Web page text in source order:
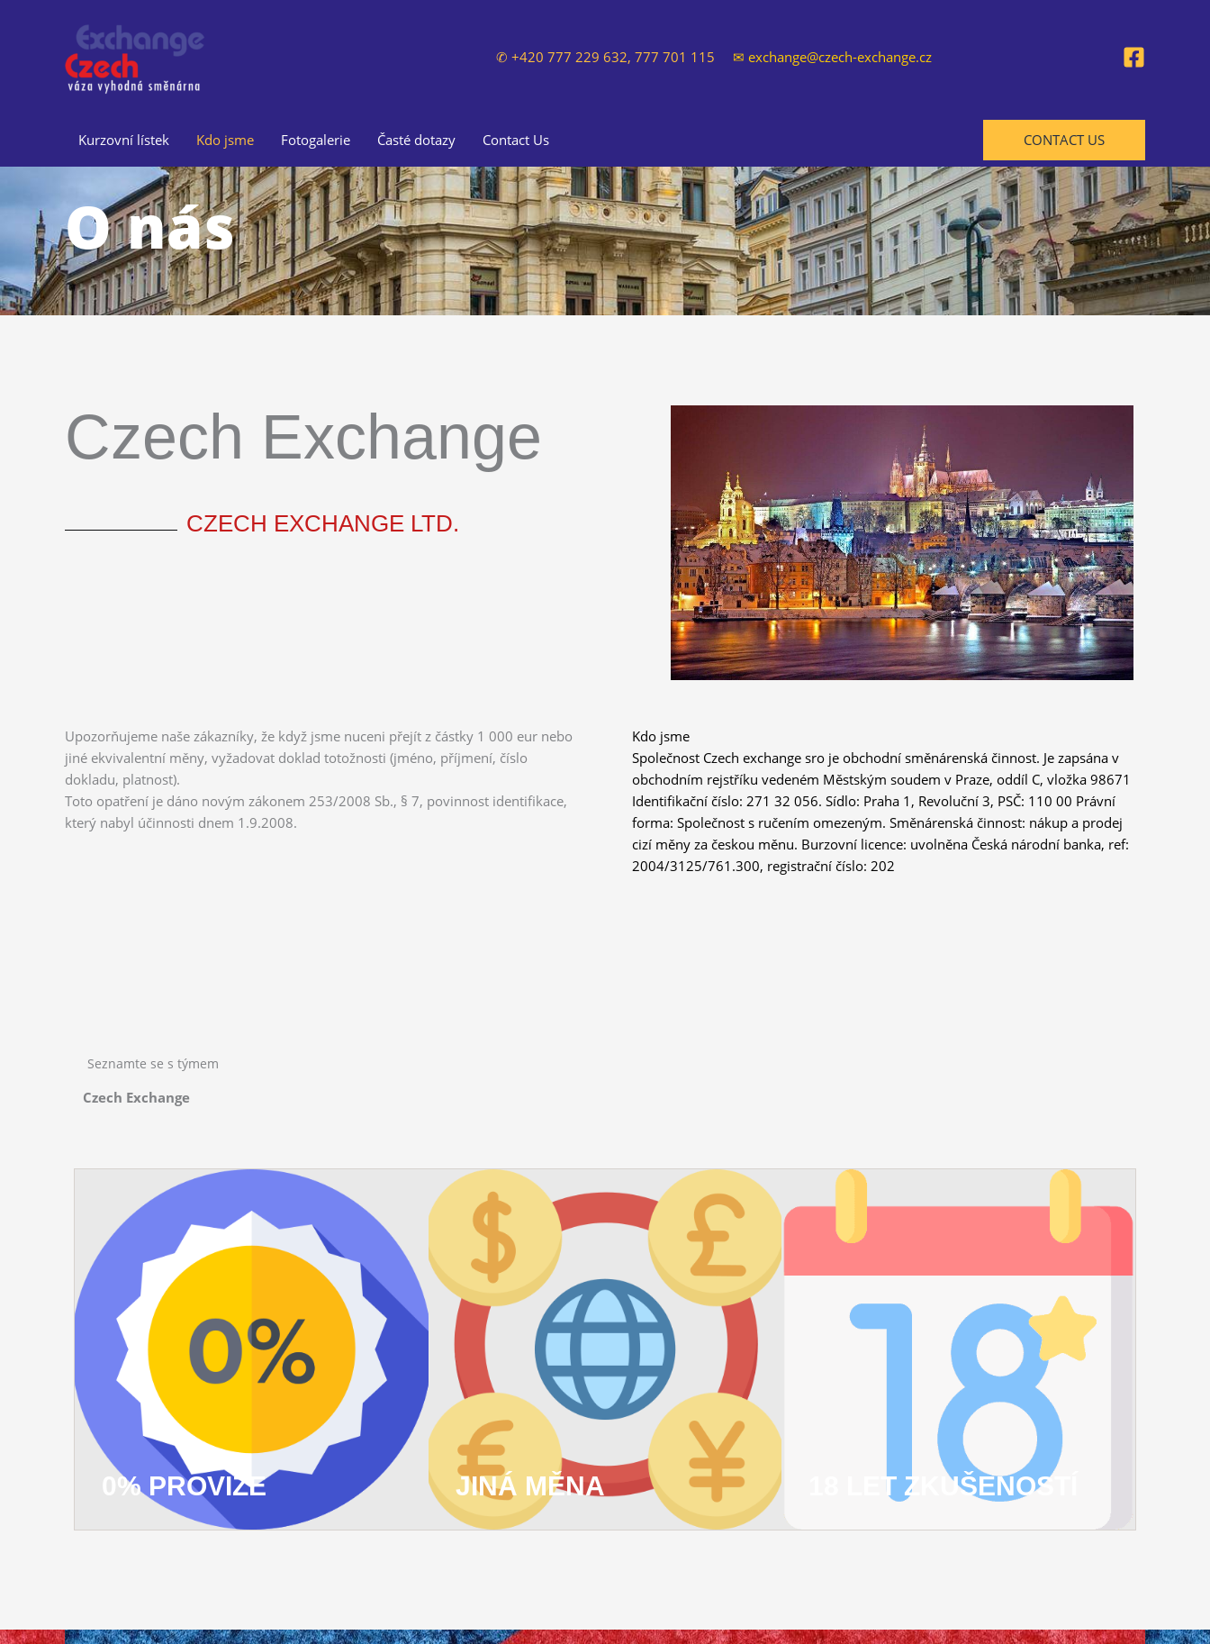
✆ +420 777 229 632, 777 701 115 ✉ exchange@czech-exchange.cz
Kurzovní lístek Kdo jsme Fotogalerie Časté dotazy Contact Us CONTACT US
O nás
Czech Exchange
CZECH EXCHANGE LTD.
Upozorňujeme naše zákazníky, že když jsme nuceni přejít z částky 1 000 eur nebo
jiné ekvivalentní měny, vyžadovat doklad totožnosti (jméno, příjmení, číslo
dokladu, platnost).
Toto opatření je dáno novým zákonem 253/2008 Sb., § 7, povinnost identifikace,
který nabyl účinnosti dnem 1.9.2008.
Kdo jsme
Společnost Czech exchange sro je obchodní směnárenská činnost. Je zapsána v
obchodním rejstříku vedeném Městským soudem v Praze, oddíl C, vložka 98671
Identifikační číslo: 271 32 056. Sídlo: Praha 1, Revoluční 3, PSČ: 110 00 Právní
forma: Společnost s ručením omezeným. Směnárenská činnost: nákup a prodej
cizí měny za českou měnu. Burzovní licence: uvolněna Česká národní banka, ref:
2004/3125/761.300, registrační číslo: 202
Seznamte se s týmem
Czech Exchange
0% PROVIZE JINÁ MĚNA 18 LET ZKUŠENOSTÍ